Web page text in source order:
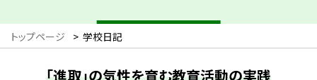
トップページ > 学校日記
「進取」の気性を育む教育活動の実践